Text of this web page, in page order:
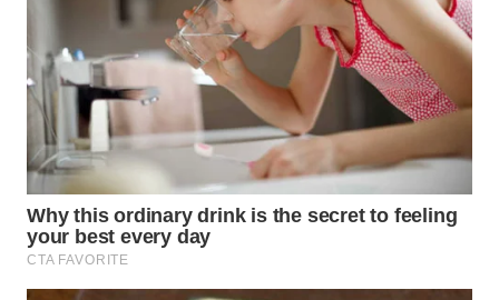
SEMARANG
WN
SOLO
WN
BOROBUDUR
WN